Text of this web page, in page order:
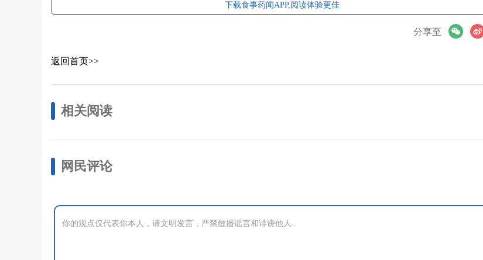
下载食事药闻APP,阅读体验更佳
分享至
返回首页>>
相关阅读
网民评论